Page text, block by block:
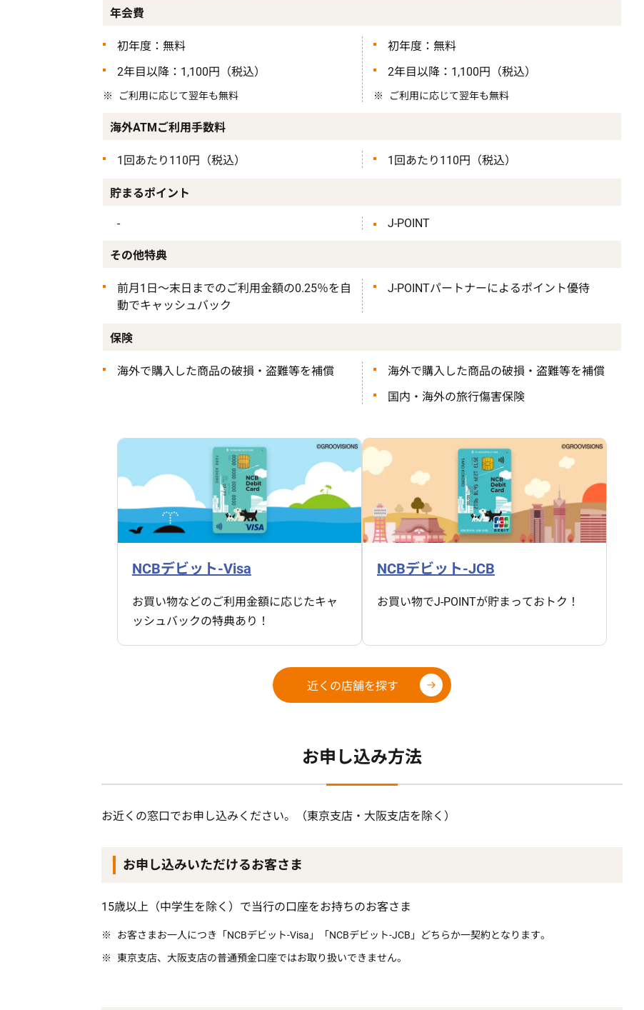
年会費
初年度：無料
2年目以降：1,100円（税込）
ご利用に応じて翌年も無料
初年度：無料
2年目以降：1,100円（税込）
ご利用に応じて翌年も無料
海外ATMご利用手数料
1回あたり110円（税込） 1回あたり110円（税込）
貯まるポイント
- J-POINT
その他特典
前月1日～末日までのご利用金額の0.25％を自
動でキャッシュバック
J-POINTパートナーによるポイント優待
保険
海外で購入した商品の破損・盗難等を補償
海外で購入した商品の破損・盗難等を補償
国内・海外の旅行傷害保険
NCBデビット-Visa
お買い物などのご利用金額に応じたキャ
ッシュバックの特典あり！
NCBデビット-JCB
お買い物でJ-POINTが貯まっておトク！
近くの店舗を探す
お申し込み方法
お近くの窓口でお申し込みください。（東京支店・大阪支店を除く）
お申し込みいただけるお客さま
15歳以上（中学生を除く）で当行の口座をお持ちのお客さま
お客さまお一人につき「NCBデビット-Visa」「NCBデビット-JCB」どちらか一契約となります。
東京支店、大阪支店の普通預金口座ではお取り扱いできません。